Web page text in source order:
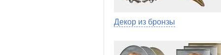
Декор из бронзы